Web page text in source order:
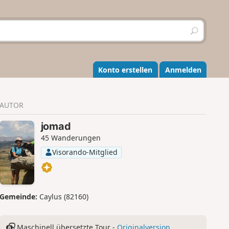
S
u
h
e
n
Konto erstellen Anmelden
AUTOR
jomad
45 Wanderungen
Visorando-Mitglied
Gemeinde: Caylus (82160)
Maschinell übersetzte Tour - Originalversion